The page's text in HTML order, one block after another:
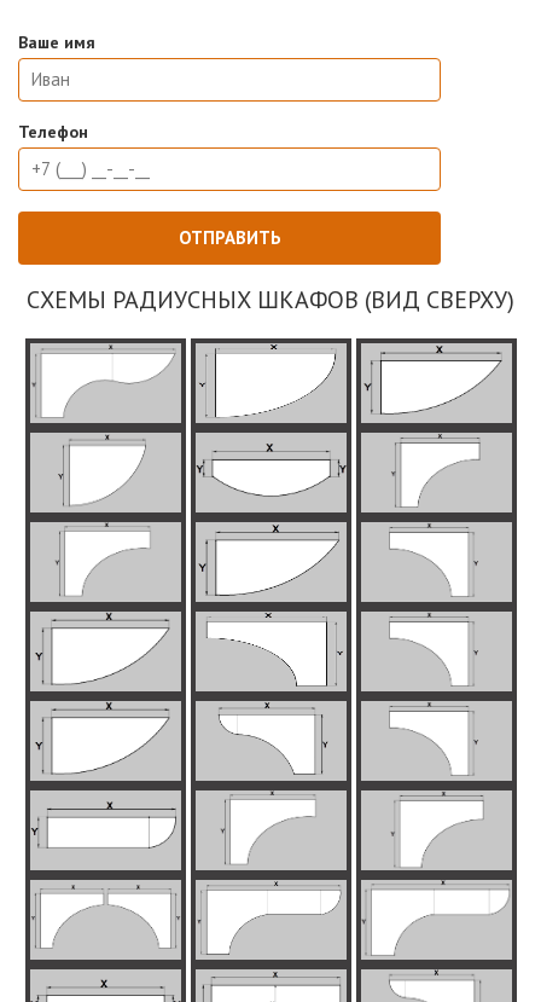
Ваше имя
Телефон
СХЕМЫ РАДИУСНЫХ ШКАФОВ (ВИД СВЕРХУ)